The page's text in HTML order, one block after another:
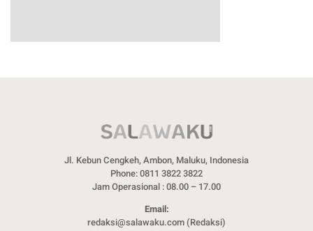
Jl. Kebun Cengkeh, Ambon, Maluku, Indonesia
Phone: 0811 3822 3822
Jam Operasional : 08.00 – 17.00
Email:
redaksi@salawaku.com (Redaksi)